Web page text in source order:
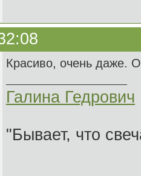
Красиво, очень даже.
Галина Гедрович
"Бывает, что